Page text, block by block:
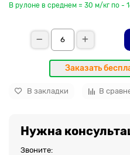
В рулоне в среднем = 30 м/кг по -
Заказать
В закладки В
Нужна
Звоните: